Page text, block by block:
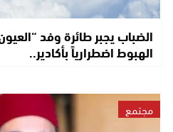
الضباب يجبر طائرة وفد
الهبوط اضطرارياً بأكادير..
مجتمع